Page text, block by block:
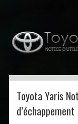
Toyota Yaris
d’échappement